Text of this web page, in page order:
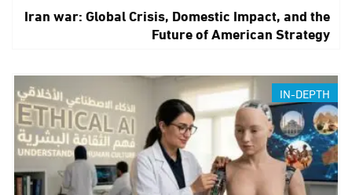
Iran war: Global Crisis, Domestic Impact, and the
Future of American Strategy
IN-DEPTH